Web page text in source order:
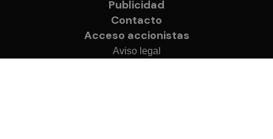
Publicidad
Contacto
Acceso accionistas
Aviso legal